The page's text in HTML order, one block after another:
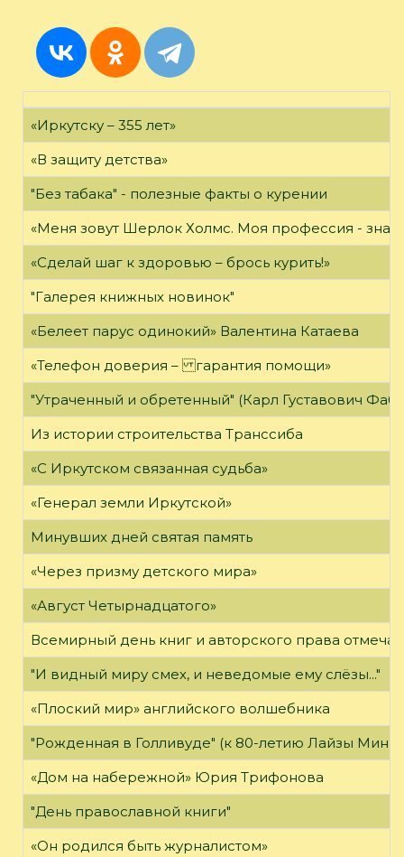
«Иркутску – 355 лет»
«В защиту детства»
"Без табака" - полезные факты о курении
«Меня зовут Шерлок Холмс. Моя профессия - знать
«Сделай шаг к здоровью – брось курить!»
"Галерея книжных новинок"
«Белеет парус одинокий» Валентина Катаева
«Телефон доверия – гарантия помощи»
"Утраченный и обретенный" (Карл Густавович
Из истории строительства Транссиба
«С Иркутском связанная судьба»
«Генерал земли Иркутской»
Минувших дней святая память
«Через призму детского мира»
«Август Четырнадцатого»
Всемирный день книг и авторского права
"И видный миру смех, и неведомые ему слёзы..."
«Плоский мир» английского волшебника
"Рожденная в Голливуде" (к 80-летию Лайзы
«Дом на набережной» Юрия Трифонова
"День православной книги"
«Он родился быть журналистом»